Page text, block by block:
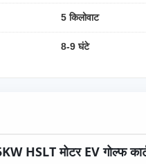
5 किलोवाट
8-9 घंटे
HSLT मोटर EV गोल्फ